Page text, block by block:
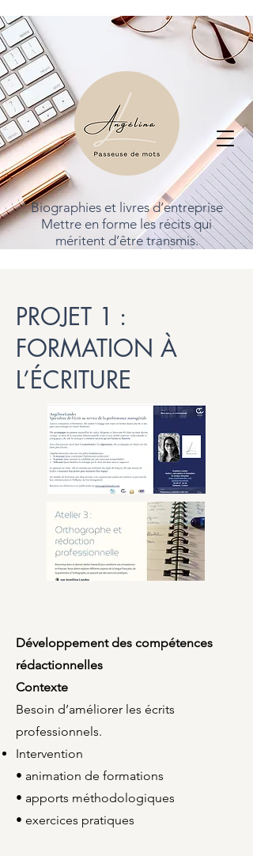
Biographies et livres d’entreprise
Mettre en forme les récits qui
méritent d’être transmis.
PROJET 1 :
FORMATION À
L’ÉCRITURE
Développement des compétences
rédactionnelles
Contexte
Besoin d’améliorer les écrits
professionnels.
Intervention
• animation de formations
• apports méthodologiques
• exercices pratiques